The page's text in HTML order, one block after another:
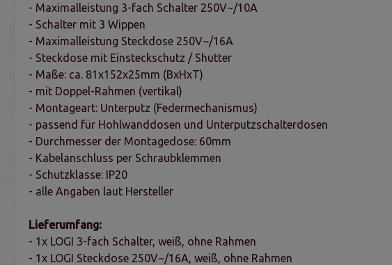
- Maximalleistung 3-fach Schalter 250V~/10A
- Schalter mit 3 Wippen
- Maximalleistung Steckdose 250V~/16A
- Steckdose mit Einsteckschutz / Shutter
- Maße: ca. 81x152x25mm (BxHxT)
- mit Doppel-Rahmen (vertikal)
- Montageart: Unterputz (Federmechanismus)
- passend für Hohlwanddosen und Unterputzschalterdosen
- Durchmesser der Montagedose: 60mm
- Kabelanschluss per Schraubklemmen
- Schutzklasse: IP20
- alle Angaben laut Hersteller
Lieferumfang:
- 1x LOGI 3-fach Schalter, weiß, ohne Rahmen
- 1x LOGI Steckdose 250V~/16A, weiß, ohne Rahmen